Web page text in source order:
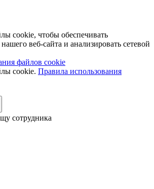
cookie, чтобы обеспечивать
веб-сайта и анализировать сетевой
файлов cookie
cookie. Правила использования
сотрудника